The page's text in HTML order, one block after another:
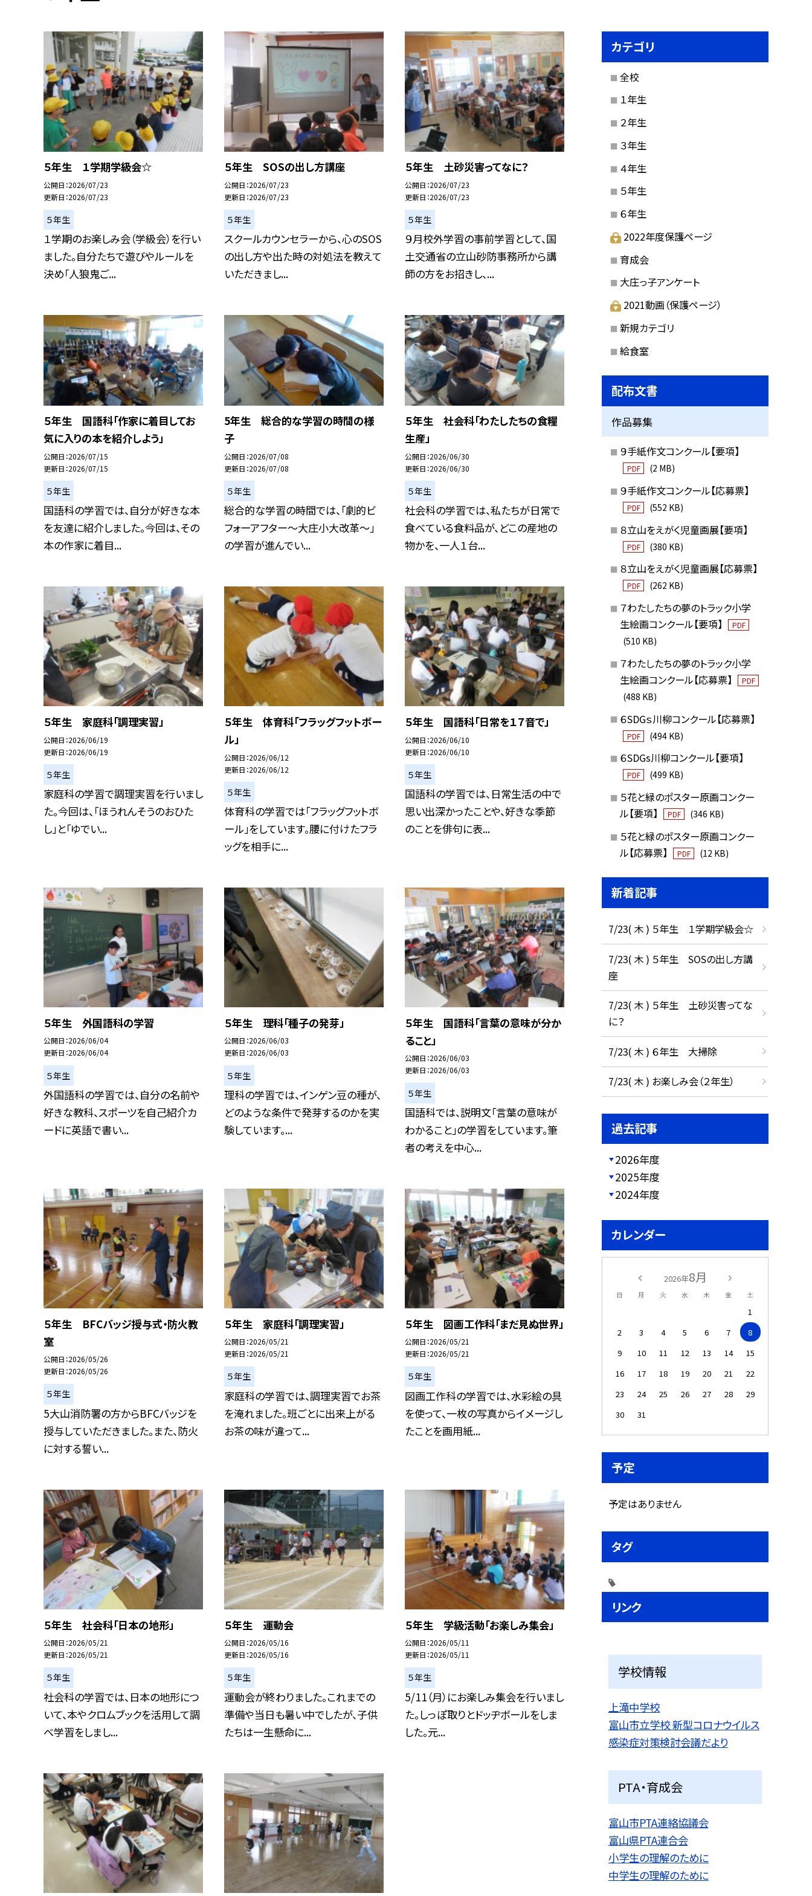
５年生 １学期学級会☆
公開日 2026/07/23
更新日 2026/07/23
５年生
１学期のお楽しみ会（学級会）を行い
ました。自分たちで遊びやルールを
決め「人狼鬼ご...
５年生 SOSの出し方講座
公開日 2026/07/23
更新日 2026/07/23
５年生
スクールカウンセラーから、心のSOS
の出し方や出た時の対処法を教えて
いただきまし...
５年生 土砂災害ってなに？
公開日 2026/07/23
更新日 2026/07/23
５年生
９月校外学習の事前学習として、国
土交通省の立山砂防事務所から講
師の方をお招きし、...
５年生 国語科「作家に着目してお
気に入りの本を紹介しよう」
公開日 2026/07/15
更新日 2026/07/15
５年生
国語科の学習では、自分が好きな本
を友達に紹介しました。今回は、その
本の作家に着目...
5年生 総合的な学習の時間の様
子
公開日 2026/07/08
更新日 2026/07/08
５年生
総合的な学習の時間では、「劇的ビ
フォーアフター～大庄小大改革～」
の学習が進んでい...
５年生 社会科「わたしたちの食糧
生産」
公開日 2026/06/30
更新日 2026/06/30
５年生
社会科の学習では、私たちが日常で
食べている食料品が、どこの産地の
物かを、一人１台...
５年生 家庭科「調理実習」
公開日 2026/06/19
更新日 2026/06/19
５年生
家庭科の学習で調理実習を行いまし
た。今回は、「ほうれんそうのおひた
し」と「ゆでい...
５年生 体育科「フラッグフットボー
ル」
公開日 2026/06/12
更新日 2026/06/12
５年生
体育科の学習では「フラッグフットボ
ール」をしています。腰に付けたフラ
ッグを相手に...
５年生 国語科「日常を１７音で」
公開日 2026/06/10
更新日 2026/06/10
５年生
国語科の学習では、日常生活の中で
思い出深かったことや、好きな季節
のことを俳句に表...
５年生 外国語科の学習
公開日 2026/06/04
更新日 2026/06/04
５年生
外国語科の学習では、自分の名前や
好きな教科、スポーツを自己紹介カ
ードに英語で書い...
５年生 理科「種子の発芽」
公開日 2026/06/03
更新日 2026/06/03
５年生
理科の学習では、インゲン豆の種が、
どのような条件で発芽するのかを実
験しています。...
５年生 国語科「言葉の意味が分か
ること」
公開日 2026/06/03
更新日 2026/06/03
５年生
国語科では、説明文「言葉の意味が
わかること」の学習をしています。筆
者の考えを中心...
５年生 BFCバッジ授与式・防火教
室
公開日 2026/05/26
更新日 2026/05/26
５年生
5大山消防署の方からBFCバッジを
授与していただきました。また、防火
に対する誓い...
５年生 家庭科「調理実習」
公開日 2026/05/21
更新日 2026/05/21
５年生
家庭科の学習では、調理実習でお茶
を淹れました。班ごとに出来上がる
お茶の味が違って...
５年生 図画工作科「まだ見ぬ世界」
公開日 2026/05/21
更新日 2026/05/21
５年生
図画工作科の学習では、水彩絵の具
を使って、一枚の写真からイメージし
たことを画用紙...
５年生 社会科「日本の地形」
公開日 2026/05/21
更新日 2026/05/21
５年生
社会科の学習では、日本の地形につ
いて、本やクロムブックを活用して調
べ学習をしまし...
５年生 運動会
公開日 2026/05/16
更新日 2026/05/16
５年生
運動会が終わりました。これまでの
準備や当日も暑い中でしたが、子供
たちは一生懸命に...
５年生 学級活動「お楽しみ集会」
公開日 2026/05/11
更新日 2026/05/11
５年生
5/11（月）にお楽しみ集会を行いまし
た。しっぽ取りとドッヂボールをしま
した。元...
カテゴリ
全校
１年生
２年生
３年生
４年生
５年生
６年生
2022年度保護ページ
育成会
大庄っ子アンケート
2021動画（保護ページ）
新規カテゴリ
給食室
配布文書
作品募集
９手紙作文コンクール【要項】
PDF (2 MB)
９手紙作文コンクール【応募票】
PDF (552 KB)
８立山をえがく児童画展【要項】
PDF (380 KB)
８立山をえがく児童画展【応募票】
PDF (262 KB)
７わたしたちの夢のトラック小学
生絵画コンクール【要項】
PDF
(510 KB)
７わたしたちの夢のトラック小学
生絵画コンクール【応募票】
PDF
(488 KB)
６SDGｓ川柳コンクール【応募票】
PDF (494 KB)
６SDGs川柳コンクール【要項】
PDF (499 KB)
５花と緑のポスター原画コンクー
ル【要項】
PDF (346 KB)
５花と緑のポスター原画コンクー
ル【応募票】
PDF (12 KB)
新着記事
7/23( 木 ) ５年生 １学期学級会☆
7/23( 木 ) ５年生 SOSの出し方講
座
7/23( 木 ) ５年生 土砂災害ってな
に？
7/23( 木 ) ６年生 大掃除
7/23( 木 ) お楽しみ会（２年生）
過去記事
2026年度
2025年度
2024年度
カレンダー
2026年8月
日 月 火 水 木 金 土
1
2
3 4 5 6 7
8
9
10 11 12 13 14
15
16
17 18 19 20 21
22
23
24 25 26 27 28
29
30
31
予定
予定はありません
タグ
リンク
学校情報
上滝中学校
富山市立学校 新型コロナウイルス
感染症対策検討会議だより
PTA・育成会
富山市PTA連絡協議会
富山県PTA連合会
小学生の理解のために
中学生の理解のために